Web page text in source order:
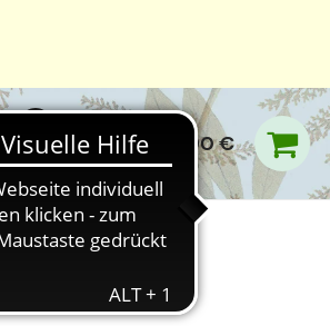
0,00 €